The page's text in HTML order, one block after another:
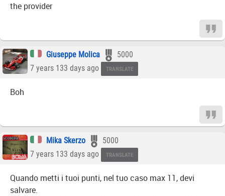
the provider
Giuseppe Molica
5000
7 years 133 days ago
TRANSLATE
Boh
Mika Skerzo
5000
7 years 133 days ago
TRANSLATE
Quando metti i tuoi punti, nel tuo caso max 11, devi
salvare.